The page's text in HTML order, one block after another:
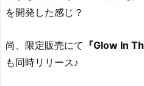
を開発した感じ？
尚、限定販売にて 『Glow In
も同時リリース♪